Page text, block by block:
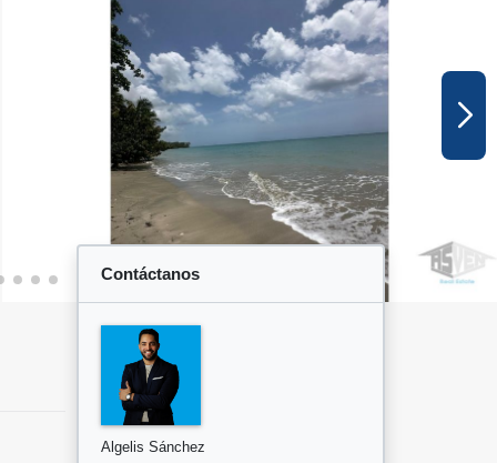
Contáctanos
Algelis Sánchez